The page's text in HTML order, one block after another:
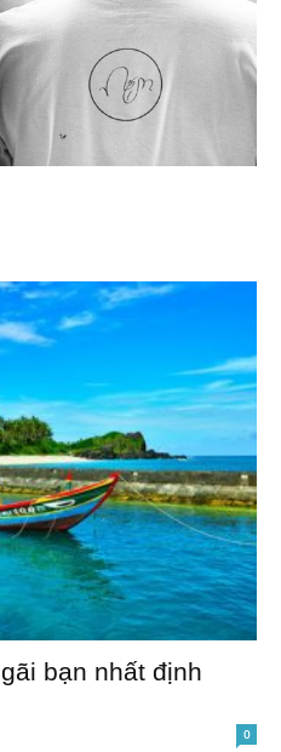
bạn nhất định
0